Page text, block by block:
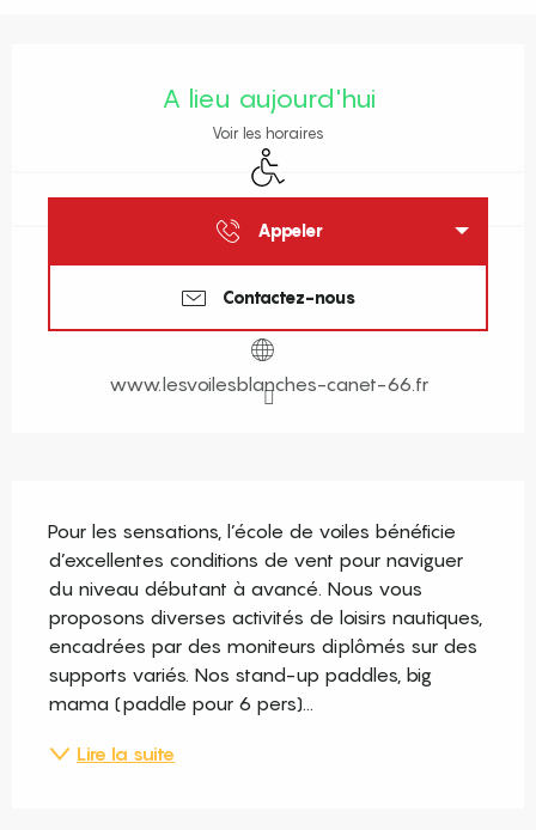
A lieu aujourd'hui
Voir les horaires
Accès handicapés
Appeler
Contactez-nous
www.lesvoilesblanches-canet-66.fr
Pour les sensations, l’école de voiles bénéficie
d’excellentes conditions de vent pour naviguer
du niveau débutant à avancé. Nous vous
proposons diverses activités de loisirs nautiques,
encadrées par des moniteurs diplômés sur des
supports variés. Nos stand-up paddles, big
mama (paddle pour 6 pers)...
Lire la suite